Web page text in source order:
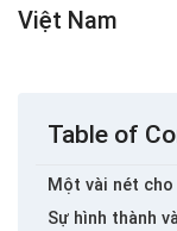
Việt Nam
Table of
Một vài nét cho
Sự hình thành